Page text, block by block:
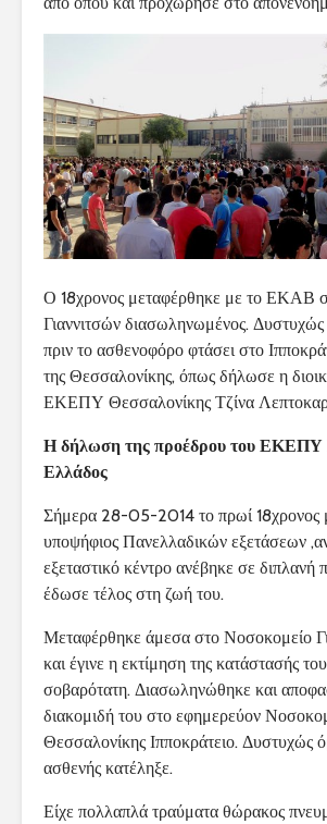
Ο 18χρονος μεταφέρθηκε με το ΕΚΑΒ
Γιαννιτσών διασωληνωμένος.
πριν το ασθενοφόρο φτάσει στο
της Θεσσαλονίκης, όπως δήλωσε η
ΕΚΕΠΥ Θεσσαλονίκης Τζίνα
Η δήλωση της προέδρου του ΕΚΕΠΥ
Ελλάδος
Σήμερα 28-05-2014 το πρωί 18χρονος
υποψήφιος Πανελλαδικών εξετάσεων
εξεταστικό κέντρο ανέβηκε σε διπλανή
έδωσε τέλος στη ζωή του.
Μεταφέρθηκε άμεσα στο Νοσοκομείο
και έγινε η εκτίμηση της κατάστασής
σοβαρότατη. Διασωληνώθηκε και
διακομιδή του στο εφημερεύον
Θεσσαλονίκης Ιπποκράτειο. Δυστυχώς
ασθενής κατέληξε.
Είχε πολλαπλά τραύματα θώρακος